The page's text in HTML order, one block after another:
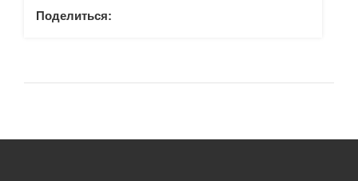
Поделиться: